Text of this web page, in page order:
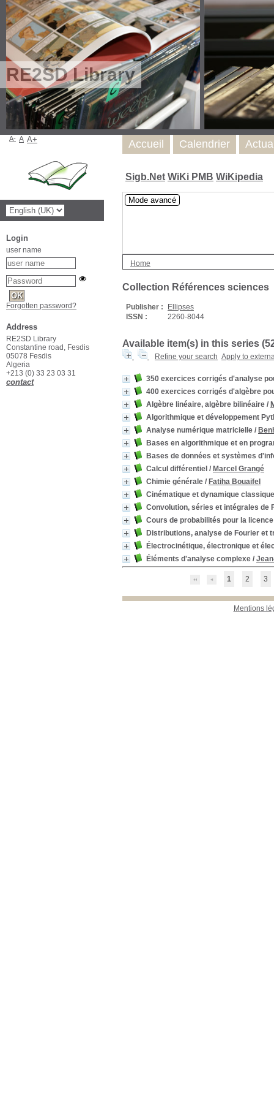
RE2SD Library
Sigb.Net WiKi PMB WiKipedia
Mode avancé
Home
Collection Références sciences
Publisher :
Ellipses
ISSN :
2260-8044
Available item(s) in this series (
Refine your search Apply to
350 exercices corrigés d'analyse
400 exercices corrigés d'algèbre
Algèbre linéaire, algèbre bilinéaire /
Algorithmique et développement
Analyse numérique matricielle /
Bases en algorithmique et en
Bases de données et systèmes
Calcul différentiel / Marcel Grangé
Chimie générale / Fatiha Bouaifel
Cinématique et dynamique
Convolution, séries et intégrales de
Cours de probabilités pour la licence
Distributions, analyse de Fourier et
Électrocinétique, électronique et
Éléments d'analyse complexe /
1 2 3
Mentions
Accueil Calendrier
A- A A+
Login
user name
Forgotten password?
Address
RE2SD Library
Constantine road, Fesdis
05078 Fesdis
Algeria
+213 (0) 33 23 03 31
contact